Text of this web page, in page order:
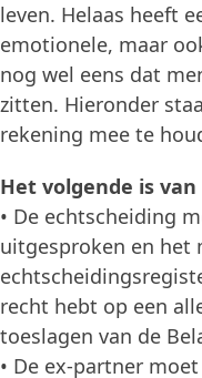
leven. Helaas heeft
emotionele, maar
nog wel eens dat
zitten. Hieronder
rekening mee te
Het volgende is
• De echtscheiding
uitgesproken en het
recht hebt op een
toeslagen van de
• De ex-partner